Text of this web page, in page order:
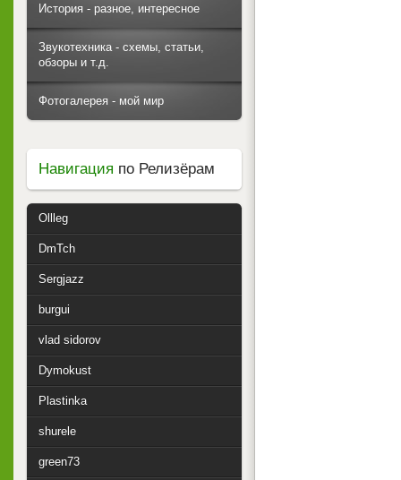
История - разное, интересное
Звукотехника - схемы, статьи,
обзоры и т.д.
Фотогалерея - мой мир
Навигация по Релизёрам
Ollleg
DmTch
Sergjazz
burgui
vlad sidorov
Dymokust
Plastinka
shurele
green73